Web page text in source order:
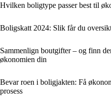
Hvilken boligtype passer best til
Boligskatt 2024: Slik får du
Sammenlign boutgifter – og finn
økonomien din
Bevar roen i boligjakten: Få
prosess